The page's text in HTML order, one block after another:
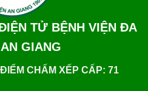
TỬ BỆNH VIỆN ĐA
GIANG
CHẤM XẾP CẤP: 71